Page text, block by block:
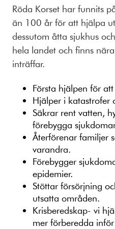
Röda Korset har funnits
än 100 år för att hjälpa
dessutom åtta sjukhus
hela landet och finns
inträffar.
Första hjälpen för
Hjälper i katastrofer
Säkrar rent vatten,
förebygga
Återförenar familjer
varandra.
Förebygger
epidemier.
Stöttar försörjning
utsatta områden.
Krisberedskap- vi
mer förberedda